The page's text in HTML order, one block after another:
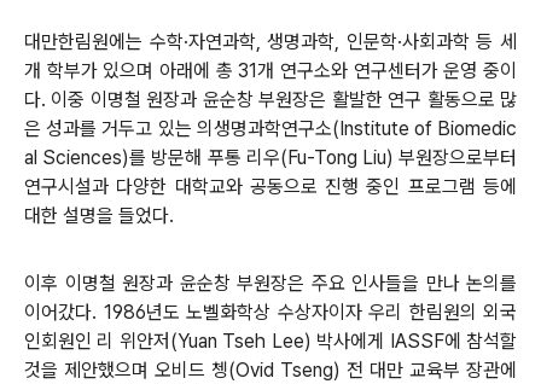
대만한림원에는 수학·자연과학, 생명과학, 인문학·사회과학 등 세
개 학부가 있으며 아래에 총 31개 연구소와 연구센터가 운영 중이
다. 이중 이명철 원장과 윤순창 부원장은 활발한 연구 활동으로 많
은 성과를 거두고 있는 의생명과학연구소(Institute of Biomedic
al Sciences)를 방문해 푸통 리우(Fu-Tong Liu) 부원장으로부터
연구시설과 다양한 대학교와 공동으로 진행 중인 프로그램 등에
대한 설명을 들었다.
이후 이명철 원장과 윤순창 부원장은 주요 인사들을 만나 논의를
이어갔다. 1986년도 노벨화학상 수상자이자 우리 한림원의 외국
인회원인 리 위안저(Yuan Tseh Lee) 박사에게 IASSF에 참석할
것을 제안했으며 오비드 쳉(Ovid Tseng) 전 대만 교육부 장관에